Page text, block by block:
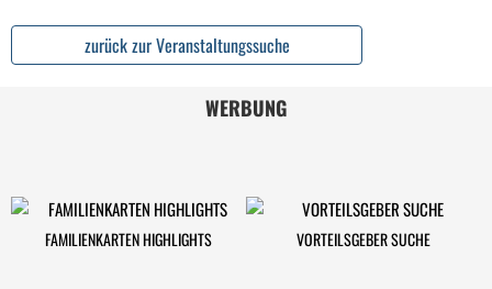
zurück zur Veranstaltungssuche
WERBUNG
FAMILIENKARTEN HIGHLIGHTS VORTEILSGEBER SUCHE